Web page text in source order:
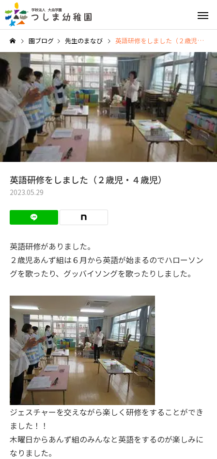
英語教育 園の特
園ブログ 先生のまなび 英語研修をしました（２歳児・４歳児）
英語研修をしました（２歳児・４歳児）
2023.05.29
英語研修がありました。
２歳児あんず組は６月から英語が始まるのでハローソン
グを歌ったり、グッバイソングを歌ったりしました。
ジェスチャーを交えながら楽しく研修をすることができ
ました！！
木曜日からあんず組のみんなと英語をするのが楽しみに
なりました。